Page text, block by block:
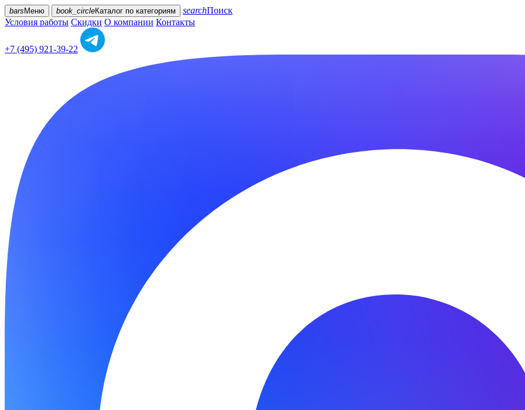
bars Меню book_circleКаталог по категориям searchПоиск
Условия работы Скидки О компании Контакты
+7 (495) 921-39-22